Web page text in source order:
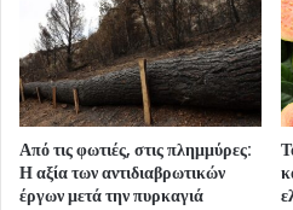
Από τις φωτιές, στις πλημμύρες:
Η αξία των αντιδιαβρωτικών
έργων μετά την πυρκαγιά